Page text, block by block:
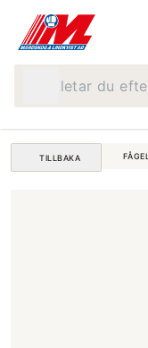
TILLBAKA FÅGEL